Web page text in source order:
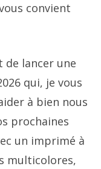
convient
de lancer une
qui, je vous
à bien nous
prochaines
un imprimé à
multicolores,